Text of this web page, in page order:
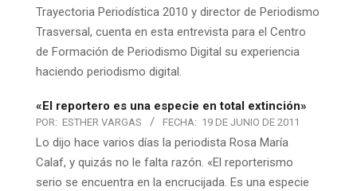
Trayectoria Periodística 2010 y director de Periodismo
Trasversal, cuenta en esta entrevista para el Centro
de Formación de Periodismo Digital su experiencia
haciendo periodismo digital.
«El reportero es una especie en total extinción»
POR: ESTHER VARGAS FECHA: 19 DE JUNIO DE 2011
Lo dijo hace varios días la periodista Rosa María
Calaf, y quizás no le falta razón. «El reporterismo
serio se encuentra en la encrucijada. Es una especie